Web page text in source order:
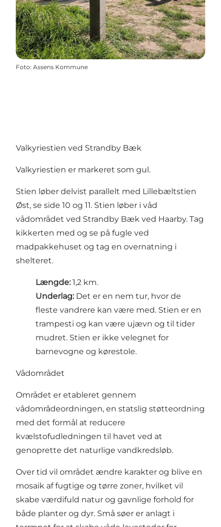
Foto: Assens Kommune
Valkyriestien ved Strandby Bæk
Valkyriestien er markeret som gul.
Stien løber delvist parallelt med Lillebæltstien
Øst, se side 10 og 11. Stien løber i våd
vådområdet ved Strandby Bæk ved Haarby. Tag
kikkerten med og se på fugle ved
madpakkehuset og tag en overnatning i
shelteret.
Længde: 1,2 km.
Underlag: Det er en nem tur, hvor de
fleste vandrere kan være med. Stien er en
trampesti og kan være ujævn og til tider
mudret. Stien er ikke velegnet for
barnevogne og kørestole.
Vådområdet
Området er etableret gennem
vådområdeordningen, en statslig støtteordning
med det formål at reducere
kvælstofudledningen til havet ved at
genoprette det naturlige vandkredsløb.
Over tid vil området ændre karakter og blive en
mosaik af fugtige og tørre zoner, hvilket vil
skabe værdifuld natur og gavnlige forhold for
både planter og dyr. Små søer er anlagt i